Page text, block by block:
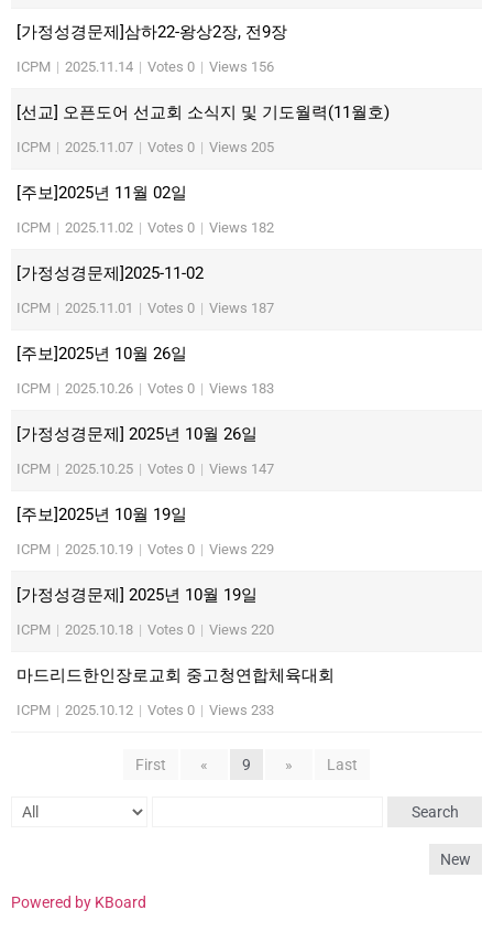
[가정성경문제]삼하22-왕상2장, 전9장
ICPM | 2025.11.14 | Votes 0 | Views 156
[선교] 오픈도어 선교회 소식지 및 기도월력(11월호)
ICPM | 2025.11.07 | Votes 0 | Views 205
[주보]2025년 11월 02일
ICPM | 2025.11.02 | Votes 0 | Views 182
[가정성경문제]2025-11-02
ICPM | 2025.11.01 | Votes 0 | Views 187
[주보]2025년 10월 26일
ICPM | 2025.10.26 | Votes 0 | Views 183
[가정성경문제] 2025년 10월 26일
ICPM | 2025.10.25 | Votes 0 | Views 147
[주보]2025년 10월 19일
ICPM | 2025.10.19 | Votes 0 | Views 229
[가정성경문제] 2025년 10월 19일
ICPM | 2025.10.18 | Votes 0 | Views 220
마드리드한인장로교회 중고청연합체육대회
ICPM | 2025.10.12 | Votes 0 | Views 233
First « 9 » Last
Search
New
Powered by KBoard